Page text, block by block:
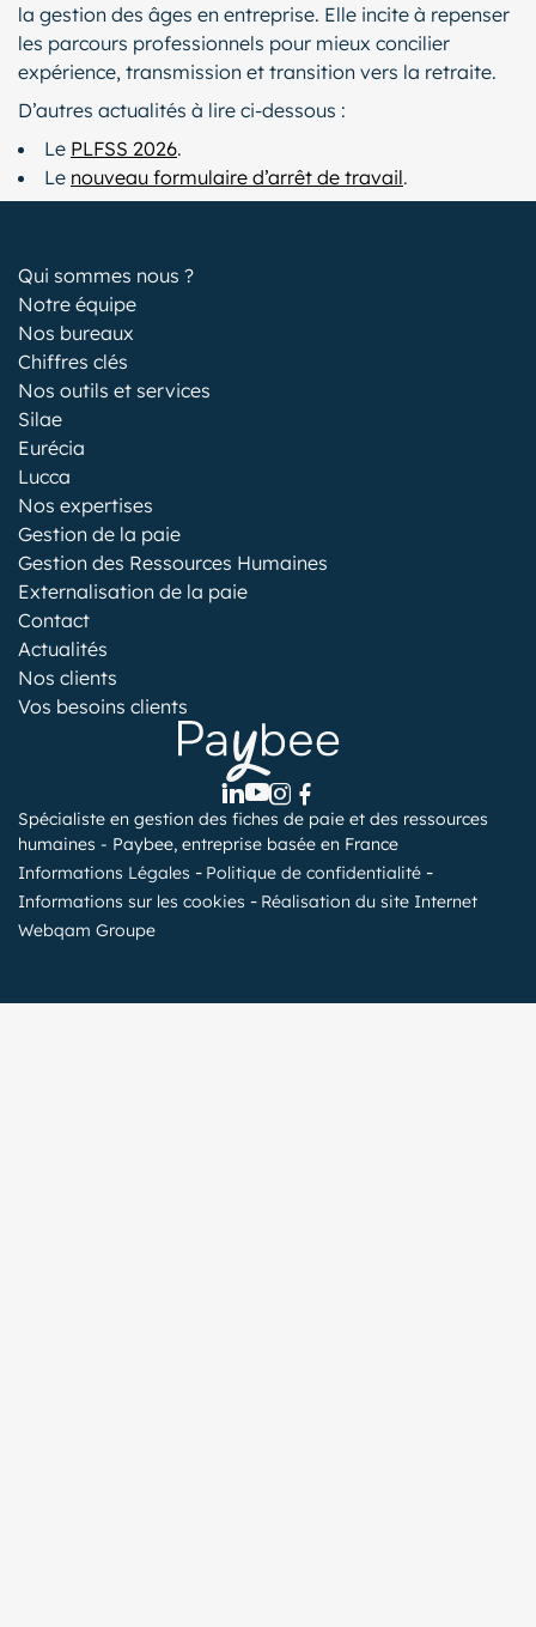
la gestion des âges en entreprise. Elle incite à repenser
les parcours professionnels pour mieux concilier
expérience, transmission et transition vers la retraite.
D’autres actualités à lire ci-dessous :
Le PLFSS 2026.
Le nouveau formulaire d’arrêt de travail.
Qui sommes nous ?
Notre équipe
Nos bureaux
Chiffres clés
Nos outils et services
Silae
Eurécia
Lucca
Nos expertises
Gestion de la paie
Gestion des Ressources Humaines
Externalisation de la paie
Contact
Actualités
Nos clients
Vos besoins clients
Spécialiste en gestion des fiches de paie et des ressources
humaines - Paybee, entreprise basée en France
Informations Légales
Politique de confidentialité
Informations sur les cookies
Réalisation du site Internet
Webqam Groupe